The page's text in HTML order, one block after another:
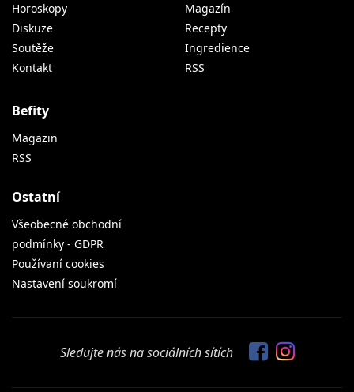
Horoskopy
Diskuze
Soutěže
Kontakt
Magazín
Recepty
Ingredience
RSS
Befity
Magazin
RSS
Ostatní
Všeobecné obchodní
podmínky - GDPR
Používaní cookies
Nastavení soukromí
Sledujte nás na sociálních sítích